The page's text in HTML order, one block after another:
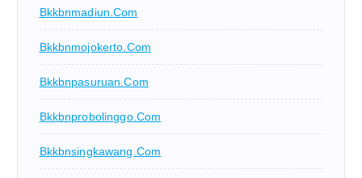
Bkkbnmadiun.com
Bkkbnmojokerto.com
Bkkbnpasuruan.com
Bkkbnprobolinggo.com
Bkkbnsingkawang.com